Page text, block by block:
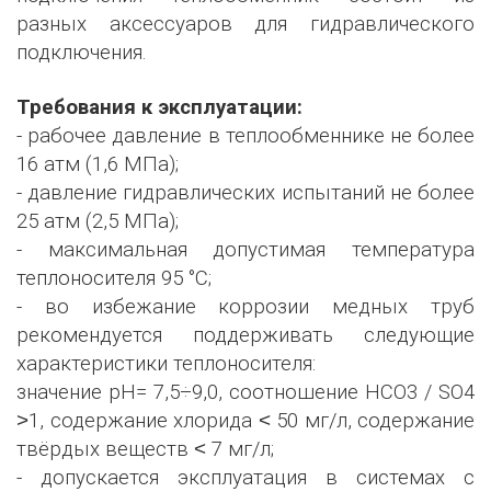
разных аксессуаров для гидравлического
подключения.
Требования к эксплуатации:
- рабочее давление в теплообменнике не более
16 атм (1,6 МПа);
- давление гидравлических испытаний не более
25 атм (2,5 МПа);
- максимальная допустимая температура
теплоносителя 95 °С;
- во избежание коррозии медных труб
рекомендуется поддерживать следующие
характеристики теплоносителя:
значение рН= 7,5÷9,0, соотношение НСО3 / SО4
˃1, содержание хлорида ˂ 50 мг/л, содержание
твёрдых веществ ˂ 7 мг/л;
- допускается эксплуатация в системах с